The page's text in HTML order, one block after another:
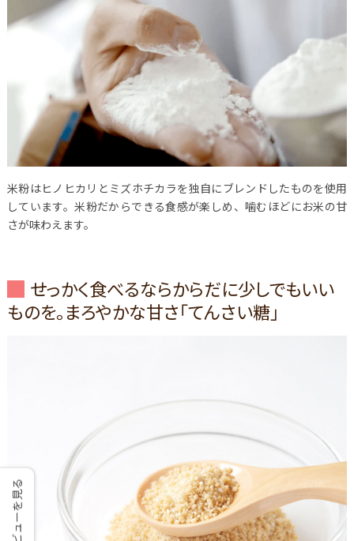
米粉はヒノヒカリとミズホチカラを独自にブレンドしたものを使用
しています。米粉だからできる食感が楽しめ、噛むほどにお米の甘
さが味わえます。
せっかく食べるならからだに少しでもいい
ものを。まろやかな甘さ「てんさい糖」
レビューを見る